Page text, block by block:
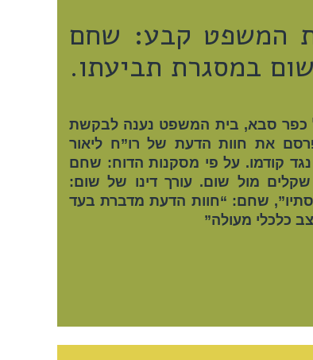
המשפט קבע: שחם
במסגרת תביעתו.
כפר סבא, בית המשפט נענה לבקשת
את חוות הדעת של רו”ח ליאור
קודמו. על פי מסקנות הדוח: שחם
זכות של 67 אלף שקלים מול שום. עורך דינו של שום:
שחם: “חוות הדעת מדברת בעד
כלכלי מעולה”